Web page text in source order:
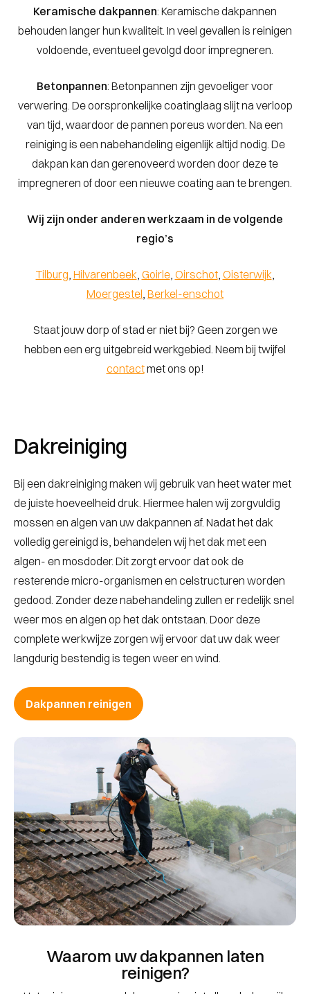
Keramische dakpannen: Keramische dakpannen
behouden langer hun kwaliteit. In veel gevallen is reinigen
voldoende, eventueel gevolgd door impregneren.
Betonpannen: Betonpannen zijn gevoeliger voor
verwering. De oorspronkelijke coatinglaag slijt na verloop
van tijd, waardoor de pannen poreus worden. Na een
reiniging is een nabehandeling eigenlijk altijd nodig. De
dakpan kan dan gerenoveerd worden door deze te
impregneren of door een nieuwe coating aan te brengen.
Wij zijn onder anderen werkzaam in de volgende
regio’s
Tilburg, Hilvarenbeek, Goirle, Oirschot, Oisterwijk,
Moergestel, Berkel-enschot
Staat jouw dorp of stad er niet bij? Geen zorgen we
hebben een erg uitgebreid werkgebied. Neem bij twijfel
contactmet ons op!
Dakreiniging
Bij een dakreiniging maken wij gebruik van heet water met
de juiste hoeveelheid druk. Hiermee halen wij zorgvuldig
mossen en algen van uw dakpannen af. Nadat het dak
volledig gereinigd is, behandelen wij het dak met een
algen- en mosdoder. Dit zorgt ervoor dat ook de
resterende micro-organismen en celstructuren worden
gedood. Zonder deze nabehandeling zullen er redelijk snel
weer mos en algen op het dak ontstaan. Door deze
complete werkwijze zorgen wij ervoor dat uw dak weer
langdurig bestendig is tegen weer en wind.
Dakpannen reinigen
Waarom uw dakpannen laten
reinigen?